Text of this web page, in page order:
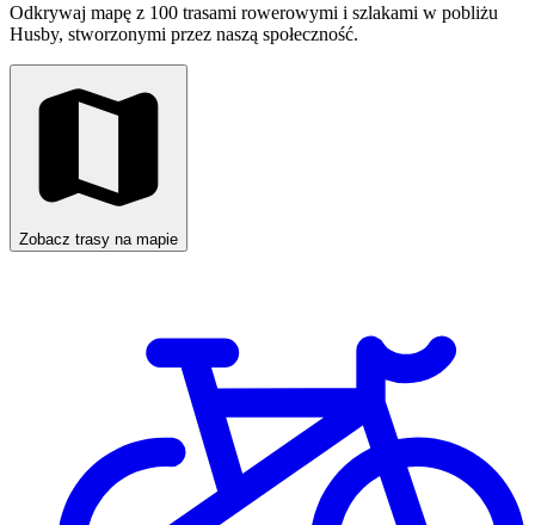
Odkrywaj mapę z 100 trasami rowerowymi i szlakami w pobliżu
Husby, stworzonymi przez naszą społeczność.
Zobacz trasy na mapie